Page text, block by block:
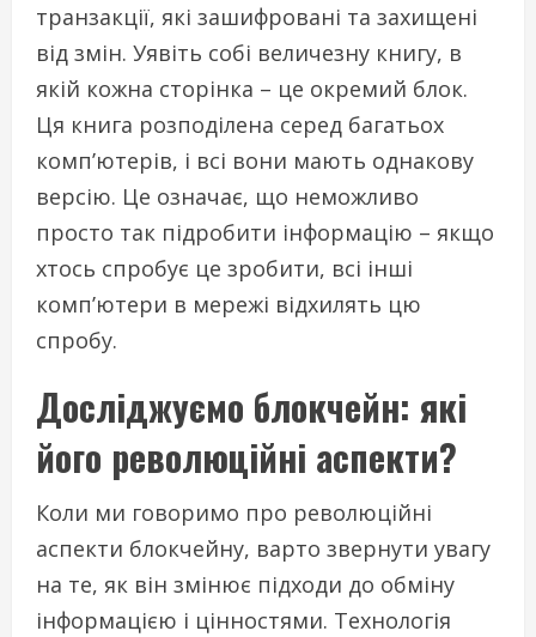
транзакції, які зашифровані та захищені
від змін. Уявіть собі величезну книгу, в
якій кожна сторінка – це окремий блок.
Ця книга розподілена серед багатьох
комп’ютерів, і всі вони мають однакову
версію. Це означає, що неможливо
просто так підробити інформацію – якщо
хтось спробує це зробити, всі інші
комп’ютери в мережі відхилять цю
спробу.
Досліджуємо блокчейн: які
його революційні аспекти?
Коли ми говоримо про революційні
аспекти блокчейну, варто звернути увагу
на те, як він змінює підходи до обміну
інформацією і цінностями. Технологія